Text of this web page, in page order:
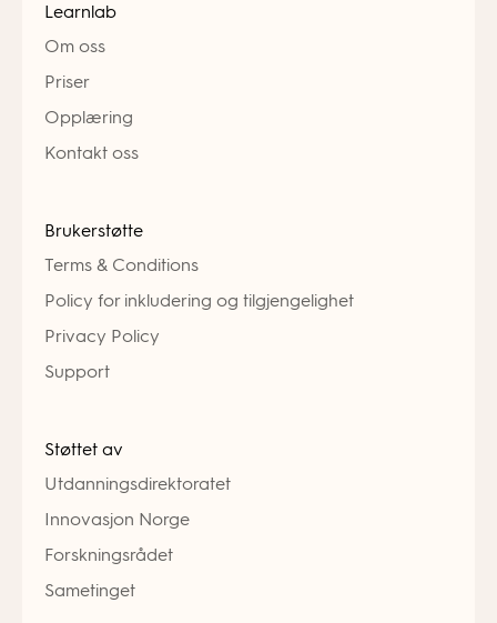
Learnlab
Om oss
Priser
Opplæring
Kontakt oss
Brukerstøtte
Terms & Conditions
Policy for inkludering og tilgjengelighet
Privacy Policy
Support
Støttet av
Utdanningsdirektoratet
Innovasjon Norge
Forskningsrådet
Sametinget